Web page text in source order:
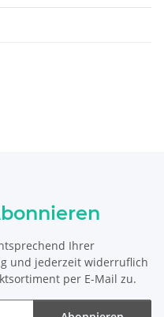
Ihrer
und jederzeit widerruflich
per E-Mail zu.